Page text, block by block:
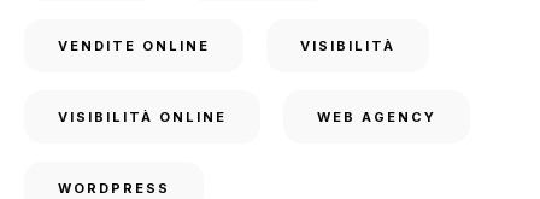
VENDITE ONLINE VISIBILITÀ
VISIBILITÀ ONLINE WEB AGENCY
WORDPRESS